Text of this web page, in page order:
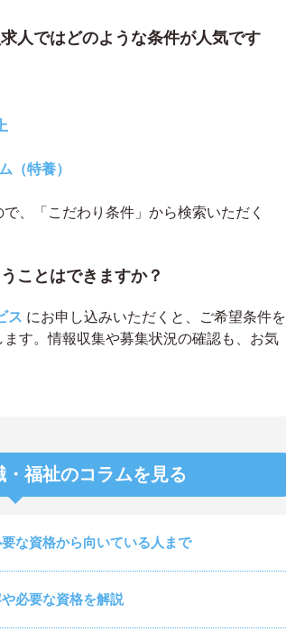
人ではどのような条件が人気です
（特養）
、「こだわり条件」から検索いただく
ことはできますか？
ス にお申し込みいただくと、ご希望条件を
す。情報収集や募集状況の確認も、お気
・福祉のコラムを見る
な資格から向いている人まで
必要な資格を解説